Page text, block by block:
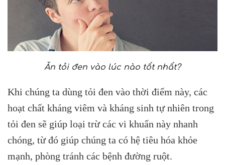
Ăn tỏi đen vào lúc nào tốt nhất?
Khi chúng ta dùng tỏi đen vào thời điểm này, các
hoạt chất kháng viêm và kháng sinh tự nhiên trong
tỏi đen sẽ giúp loại trừ các vi khuẩn này nhanh
chóng, từ đó giúp chúng ta có hệ tiêu hóa khỏe
mạnh, phòng tránh các bệnh đường ruột.